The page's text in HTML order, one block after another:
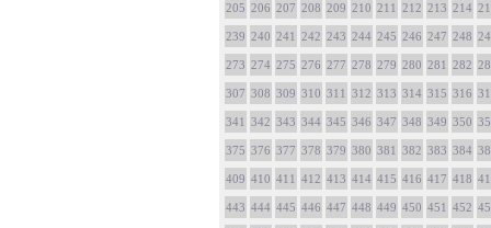
205 206 207 208 209 210 211 212 213 214
239 240 241 242 243 244 245 246 247 248
273 274 275 276 277 278 279 280 281 282
307 308 309 310 311 312 313 314 315 316
341 342 343 344 345 346 347 348 349 350
375 376 377 378 379 380 381 382 383 384
409 410 411 412 413 414 415 416 417 418
443 444 445 446 447 448 449 450 451 452